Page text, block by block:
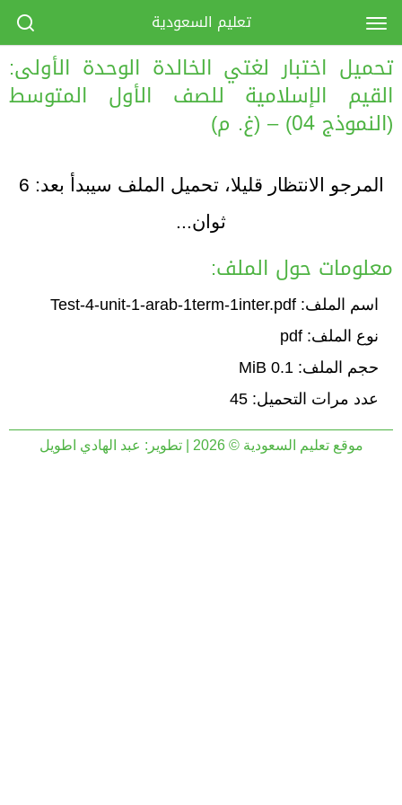
تحميل اختبار لغتي الخالدة الوحدة الأولى:
القيم الإسلامية للصف الأول المتوسط
(النموذج 04) – (غ. م)
المرجو الانتظار قليلا، تحميل الملف سيبدأ بعد: 6
ثوان...
معلومات حول الملف:
اسم الملف: Test-4-unit-1-arab-1term-1inter.pdf
نوع الملف: pdf
حجم الملف: 0.1 MiB
عدد مرات التحميل: 45
موقع تعليم السعودية © 2026 | تطوير: عبد الهادي اطويل
تعليم السعودية